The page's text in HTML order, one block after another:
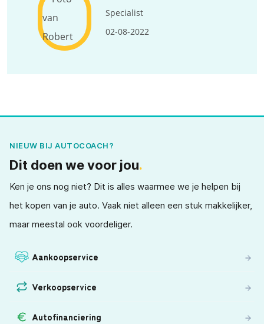
Specialist
02-08-2022
NIEUW BIJ AUTOCOACH?
Dit doen we voor jou.
Ken je ons nog niet? Dit is alles waarmee we je helpen bij
het kopen van je auto. Vaak niet alleen een stuk makkelijker,
maar meestal ook voordeliger.
Aankoopservice
Verkoopservice
Autofinanciering